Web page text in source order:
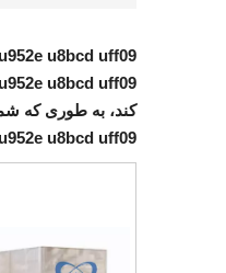
u8bcd uff09
u952e u8bcd uff09
کند، به طوری که
u8bcd uff09